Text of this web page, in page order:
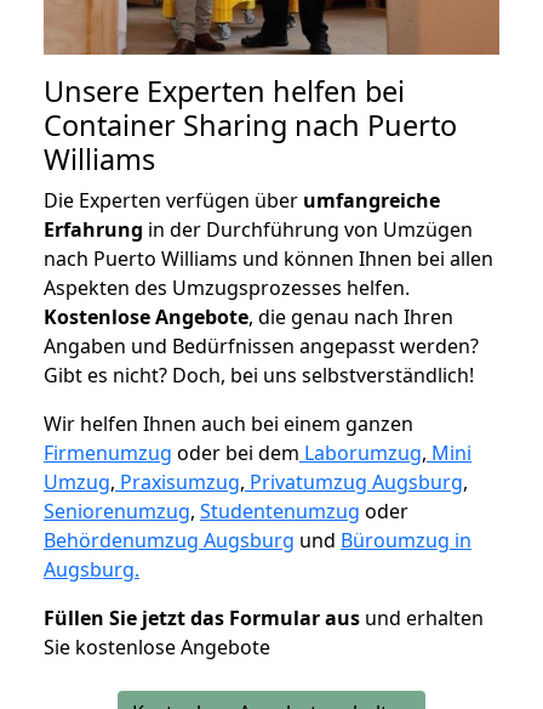
Unsere Experten helfen bei
Container Sharing nach Puerto
Williams
Die Experten verfügen über umfangreiche
Erfahrung in der Durchführung von Umzügen
nach Puerto Williams und können Ihnen bei allen
Aspekten des Umzugsprozesses helfen.
Kostenlose Angebote, die genau nach Ihren
Angaben und Bedürfnissen angepasst werden?
Gibt es nicht? Doch, bei uns selbstverständlich!
Wir helfen Ihnen auch bei einem ganzen
Firmenumzug oder bei dem Laborumzug, Mini
Umzug, Praxisumzug, Privatumzug Augsburg,
Seniorenumzug, Studentenumzug oder
Behördenumzug Augsburg und Büroumzug in
Augsburg.
Füllen Sie jetzt das Formular aus und erhalten
Sie kostenlose Angebote